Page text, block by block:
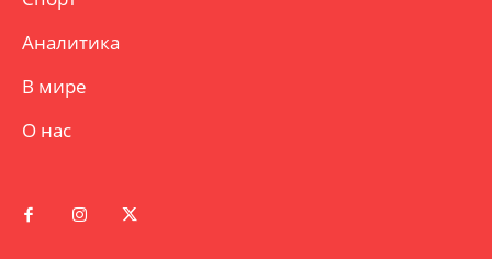
Аналитика
В мире
О нас